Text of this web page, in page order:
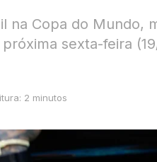
na Copa do Mundo,
sexta-feira
2 minutos